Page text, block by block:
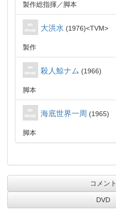
製作総指揮 脚本
大洪水 1976 TVM
製作
殺人鯨ナム 1966
脚本
海底世界一周 1965
脚本
コメント
DVD